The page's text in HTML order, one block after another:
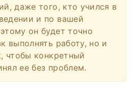
даже того, кто учился в
и по вашей
он будет точно
выполнять работу, но и
чтобы конкретный
ее без проблем.